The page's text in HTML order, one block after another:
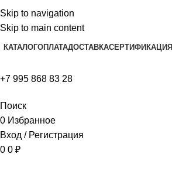
Skip to navigation
Skip to main content
КАТАЛОГОПЛАТАДОСТАВКАСЕРТИФИКАЦИЯ
+7 995 868 83 28
Поиск
0 Избранное
Вход / Регистрация
0 0 ₽